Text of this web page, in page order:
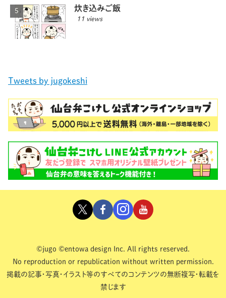
炊き込みご飯
11 views
Tweets by jugokeshi
©jugo ©entowa design Inc. All rights reserved.
No reproduction or republication without written permission.
掲載の記事・写真・イラスト等のすべてのコンテンツの無断複写・転載を
禁じます